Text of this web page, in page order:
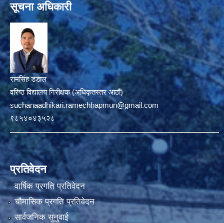
सूचना अधिकारी
रामसिंह डडाल
वरिष्ठ विद्यालय निरीक्षक (अधिकृतस्तर आठौं)
suchanaadhikari.ramechhapmun@gmail.com
९८५४०४३५२८
प्रतिवेदन
वार्षिक प्रगति प्रतिवेदन
चौमासिक प्रगति प्रतिवेदन
सार्वजनिक सुनुवाई